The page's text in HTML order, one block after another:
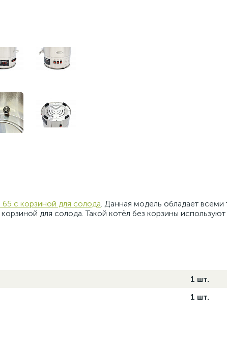
65 с корзиной для солода. Данная модель обладает
для солода. Такой котёл без корзины
1 шт.
1 шт.